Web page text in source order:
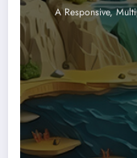
A Responsive,